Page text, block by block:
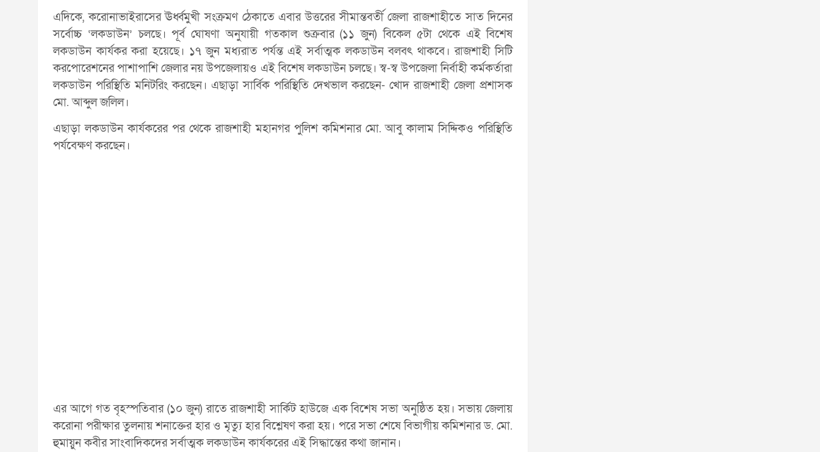
এদিকে, করোনাভাইরাসের ঊর্ধ্বমুখী সংক্রমণ ঠেকাতে এবার উত্তরের সীমান্তবর্তী জেলা রাজশাহীতে সাত দিনের
সর্বোচ্চ ‘লকডাউন’ চলছে। পূর্ব ঘোষণা অনুযায়ী গতকাল শুক্রবার (১১ জুন) বিকেল ৫টা থেকে এই বিশেষ
লকডাউন কার্যকর করা হয়েছে। ১৭ জুন মধ্যরাত পর্যন্ত এই সর্বাত্মক লকডাউন বলবৎ থাকবে। রাজশাহী সিটি
করপোরেশনের পাশাপাশি জেলার নয় উপজেলায়ও এই বিশেষ লকডাউন চলছে। স্ব-স্ব উপজেলা নির্বাহী কর্মকর্তারা
লকডাউন পরিস্থিতি মনিটরিং করছেন। এছাড়া সার্বিক পরিস্থিতি দেখভাল করছেন- খোদ রাজশাহী জেলা প্রশাসক
মো. আব্দুল জলিল।
এছাড়া লকডাউন কার্যকরের পর থেকে রাজশাহী মহানগর পুলিশ কমিশনার মো. আবু কালাম সিদ্দিকও পরিস্থিতি
পর্যবেক্ষণ করছেন।
এর আগে গত বৃহস্পতিবার (১০ জুন) রাতে রাজশাহী সার্কিট হাউজে এক বিশেষ সভা অনুষ্ঠিত হয়। সভায় জেলায়
করোনা পরীক্ষার তুলনায় শনাক্তের হার ও মৃত্যু হার বিশ্লেষণ করা হয়। পরে সভা শেষে বিভাগীয় কমিশনার ড. মো.
হুমায়ুন কবীর সাংবাদিকদের সর্বাত্মক লকডাউন কার্যকরের এই সিদ্ধান্তের কথা জানান।